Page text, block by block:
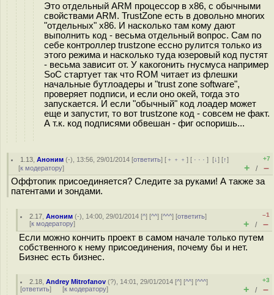
Это отдельный ARM процессор в x86, с обычными
свойствами ARM. TrustZone есть в довольно многих
"отдельных" x86. И насколько там кому дают
выполнить код - весьма отдельный вопрос. Сам по
себе контроллер trustzone ессно рулится только из
этого режима и насколько туда юзеровый код пустят
- весьма зависит от. У какогонить гнусмуса например
SoC стартует так что ROM читает из флешки
начальные бутлоадеры и "trust zone software",
проверяет подписи, и если оно окей, тогда это
запускается. И если "обычный" код лоадер может
еще и запустит, то вот trustzone код - совсем не факт.
А т.к. код подписями обвешан - фиг оспоришь...
1.13 ,Аноним (-), 13:56, 29/01/2014 [ответить] [ ﹢﹢﹢] [ · · ·][↓] [↑]
[к модератору]
+7
+ / –
Оффтопик присоединяется? Следите за руками! А также за
патентами и зондами.
2.17 ,Аноним (-), 14:00, 29/01/2014 [^] [^^] [^^^] [ответить]
[к модератору]
–1
+ / –
Если можно кончить проект в самом начале только путем
собственного к нему присоединения, почему бы и нет.
Бизнес есть бизнес.
2.18 ,Andrey Mitrofanov (?), 14:01, 29/01/2014 [^] [^^] [^^^]
[ответить] [к модератору]
+3
+ / –